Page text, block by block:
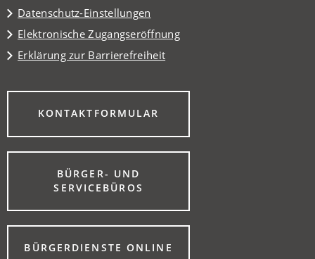
Datenschutz-Einstellungen
Elektronische Zugangseröffnung
Erklärung zur Barrierefreiheit
KONTAKTFORMULAR
(ÖFFNET
EINEM
NEUEN
BÜRGER- UND
SERVICEBÜROS
(ÖFFNET
EINEM
NEUEN
TAB)BÜRGERDIENSTE ONLINE
(ÖFFNET